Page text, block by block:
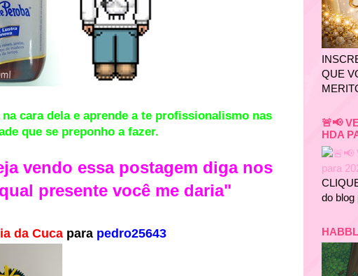
cara dela e aprende a te profissionalismo nas
que se preponho a fazer.
vendo essa postagem diga nos
presente você me daria"
da Cuca para pedro25643
QUE
🚨📢
HDA
do blog